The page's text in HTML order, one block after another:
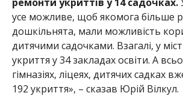
усе можливе, щоб якомога більше
дошкільнята, мали можливість
дитячими садочками. Взагалі, у
укриття у 34 закладах освіти. А
гімназіях, ліцеях, дитячих садках
192 укриття», – сказав Юрій Вілкул.